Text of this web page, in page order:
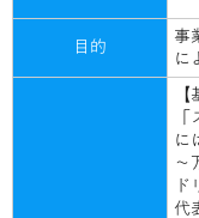
目的
事
に
【
に
～
代